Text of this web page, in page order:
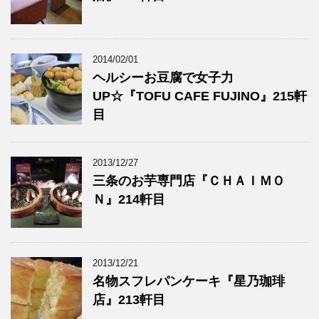
2014/02/01
ヘルシーお豆腐で女子力
UP☆『TOFU CAFE FUJINO』215軒
目
2013/12/27
三条のお芋専門店『ＣＨＡＩＭＯ
Ｎ』214軒目
2013/12/21
名物スフレパンケーキ『星乃珈琲
店』213軒目